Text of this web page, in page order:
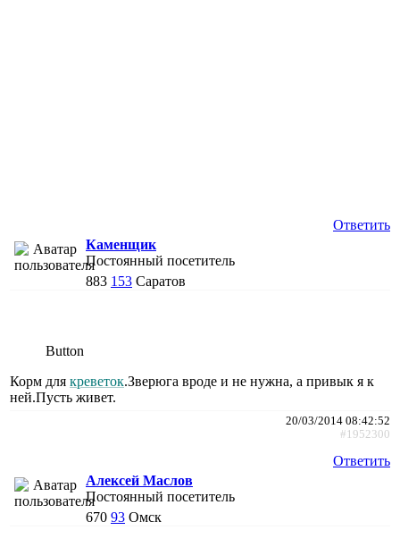
Ответить
Каменщик
Постоянный посетитель
883 153 Саратов
Button
Корм для креветок.Зверюга вроде и не нужна, а привык я к
ней.Пусть живет.
20/03/2014 08:42:52
#1952300
Ответить
Алексей Маслов
Постоянный посетитель
670 93 Омск